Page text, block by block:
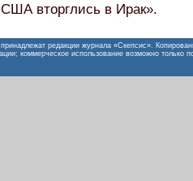
США вторглись в Ирак».
редакции журнала «Скепсис».
коммерческое использование возможно только